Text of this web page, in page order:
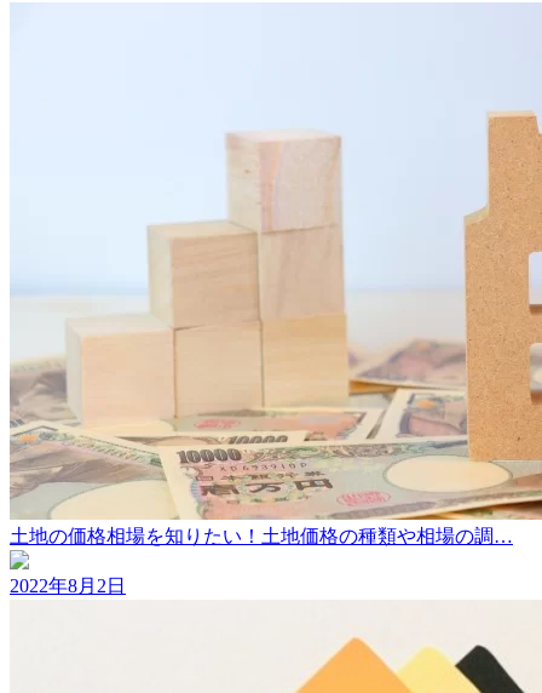
土地の価格相場を知りたい！土地価格の種類や相場の調…
2022年8月2日